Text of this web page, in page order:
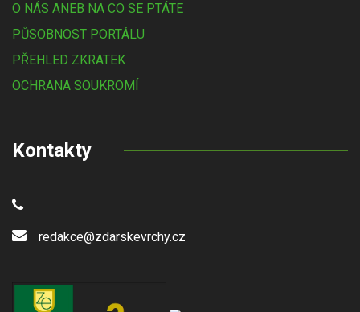
O NÁS ANEB NA CO SE PTÁTE
PŮSOBNOST PORTÁLU
PŘEHLED ZKRATEK
OCHRANA SOUKROMÍ
Kontakty
redakce@zdarskevrchy.cz